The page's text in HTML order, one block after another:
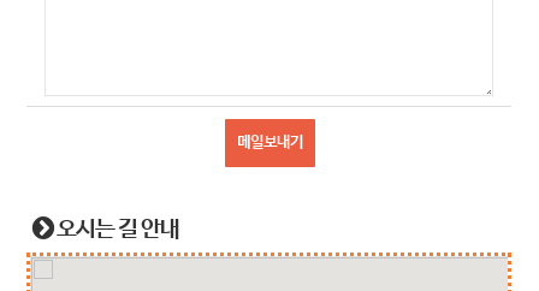
메일보내기
오시는 길 안내